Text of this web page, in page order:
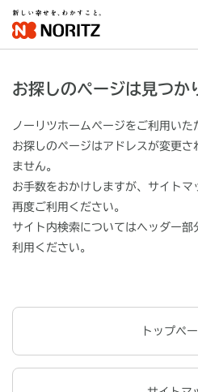
お探しのページは見つか
ノーリツホームページをご利用いた
お探しのページはアドレスが変更
ません。
お手数をおかけしますが、サイトマ
再度ご利用ください。
サイト内検索についてはヘッダー部
利用ください。
トップペ